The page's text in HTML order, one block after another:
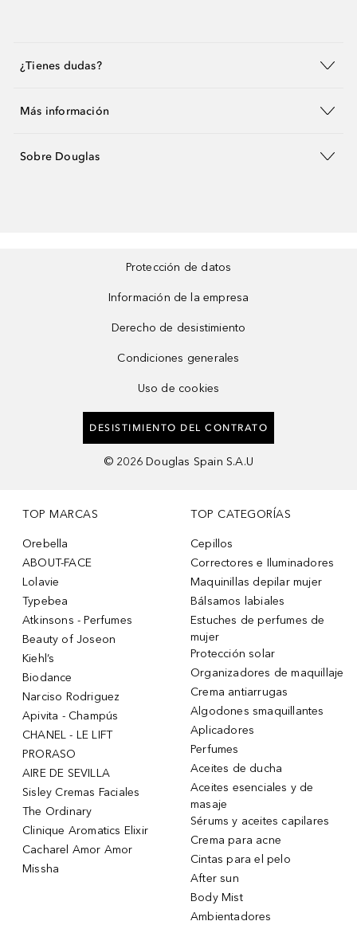
¿Tienes dudas?
Más información
Sobre Douglas
Protección de datos
Información de la empresa
Derecho de desistimiento
Condiciones generales
Uso de cookies
DESISTIMIENTO DEL CONTRATO
© 2026 Douglas Spain S.A.U
TOP MARCAS
Orebella
ABOUT-FACE
Lolavie
Typebea
Atkinsons - Perfumes
Beauty of Joseon
Kiehl’s
Biodance
Narciso Rodriguez
Apivita - Champús
CHANEL - LE LIFT
PRORASO
AIRE DE SEVILLA
Sisley Cremas Faciales
The Ordinary
Clinique Aromatics Elixir
Cacharel Amor Amor
Missha
TOP CATEGORÍAS
Cepillos
Correctores e Iluminadores
Maquinillas depilar mujer
Bálsamos labiales
Estuches de perfumes de
mujer
Protección solar
Organizadores de maquillaje
Crema antiarrugas
Algodones smaquillantes
Aplicadores
Perfumes
Aceites de ducha
Aceites esenciales y de
masaje
Sérums y aceites capilares
Crema para acne
Cintas para el pelo
After sun
Body Mist
Ambientadores